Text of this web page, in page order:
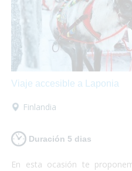
Viaje accesible a Laponia
Finlandia
Duración 5 dias
En esta ocasión te